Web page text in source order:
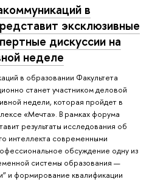
в
эксклюзивные
дискуссии на
неделе
в образовании Факультета
станет участником деловой
недели, которая пройдет в
«Мечта». В рамках форума
результаты исследования об
интеллекта современными
обсуждение одну из
системы образования —
и формирование квалификации